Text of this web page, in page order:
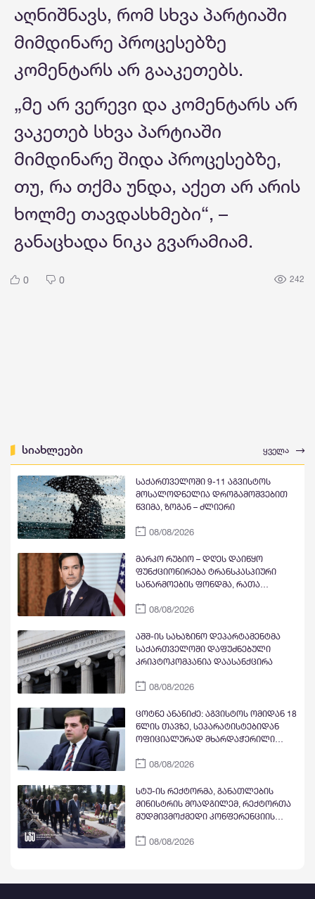
აღნიშნავს, რომ სხვა პარტიაში
მიმდინარე პროცესებზე
კომენტარს არ გააკეთებს.
„მე არ ვერევი და კომენტარს არ
ვაკეთებ სხვა პარტიაში
მიმდინარე შიდა პროცესებზე,
თუ, რა თქმა უნდა, აქეთ არ არის
ხოლმე თავდასხმები“, –
განაცხადა ნიკა გვარამიამ.
0 0 242
სიახლეები ყველა
საქართველოში 9-11 აგვისტოს
მოსალოდნელია დროგამოშვებით
წვიმა, ზოგან – ძლიერი
08/08/2026
მარკო რუბიო – დღეს დაიწყო
ფუნქციონირება ტრანსკასპიური
საწარმოების ფონდმა, რათა
ინვესტიციები სამხრეთ კავკასიასა
დერეფნის გასწვრივ
08/08/2026
აშშ-ის სახაზინო დეპარტამენტმა
საქართველოში დაფუძნებული
კრიპტოკომპანია დაასანქცირა
08/08/2026
ცოტნე ანანიძე: აგვისტოს ომიდან 18
წლის თავზე, სეპარატისტებიდან
ოფიციალურად მხარდაჭერილი
08/08/2026
სტუ-ის რექტორმა, განათლების
მინისტრის მოადგილემ, რექტორთა
მუდმივმოქმედი კონფერენციის
რექტორებმა და სტუდენტებმა
08/08/2026